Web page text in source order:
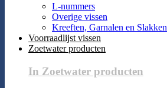
L-nummers
Overige vissen
Kreeften, Garnalen en Slakken
Voorraadlijst vissen
Zoetwater producten
In Zoetwater producten